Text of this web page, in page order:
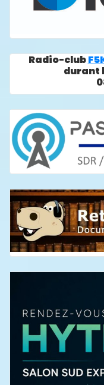
Radio-club
durant